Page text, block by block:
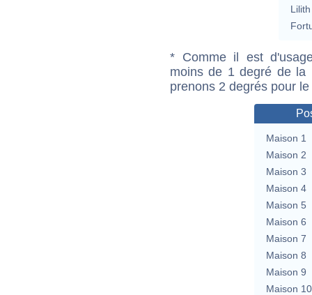
Lilith
* Comme il est
moins de 1 degré de la
prenons 2 degrés pour
Maison 1
Maison 2
Maison 3
Maison 4
Maison 5
Maison 6
Maison 7
Maison 8
Maison 9
Maison 10